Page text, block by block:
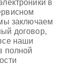
в
заключаем
договор,
наши
полной